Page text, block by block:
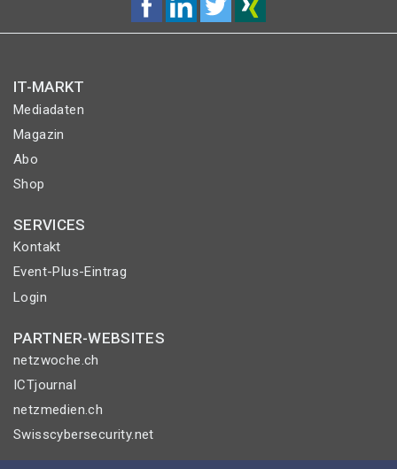
IT-MARKT
Mediadaten
Magazin
Abo
Shop
SERVICES
Kontakt
Event-Plus-Eintrag
Login
PARTNER-WEBSITES
netzwoche.ch
ICTjournal
netzmedien.ch
Swisscybersecurity.net